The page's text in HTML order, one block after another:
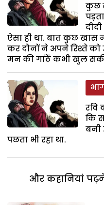
कुछ
ऐसा ही था. बात कुछ खास
कर दोनों ने अपने रिश्ते को
मन की गांठें कभी खुल
रवि
कि
बनी
पछता भी रहा था.
और कहानियां